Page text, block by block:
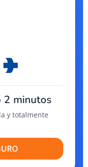
2 minutos
y totalmente